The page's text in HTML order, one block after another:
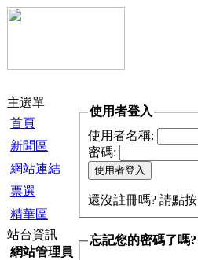
主選單
首頁
新聞區
網站連結
票選
精華區
站台資訊
網站管理員
使用者登入
使用者名稱:
密碼:
還沒註冊嗎? 請點按
忘記您的密碼了嗎?